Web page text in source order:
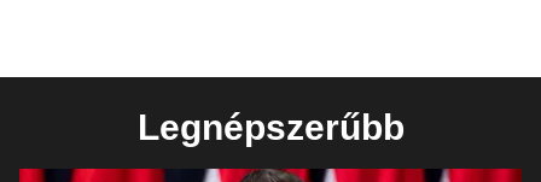
Legnépszerűbb